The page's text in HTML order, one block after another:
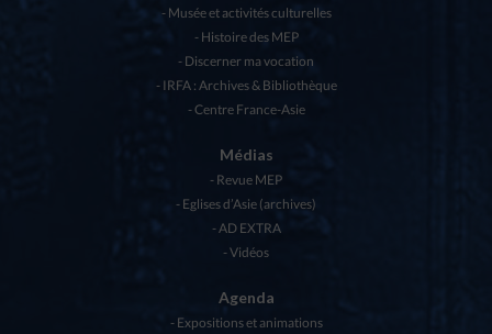
Musée et activités culturelles
Histoire des MEP
Discerner ma vocation
IRFA : Archives & Bibliothèque
Centre France-Asie
Médias
Revue MEP
Eglises d’Asie (archives)
AD EXTRA
Vidéos
Agenda
Expositions et animations